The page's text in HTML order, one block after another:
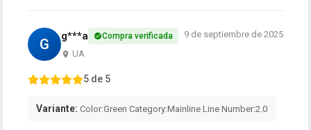
G g***a Compra verificada
UA
9 de septiembre de 2025
5 de 5
Variante: Color:Green Category:Mainline Line Number:2.0